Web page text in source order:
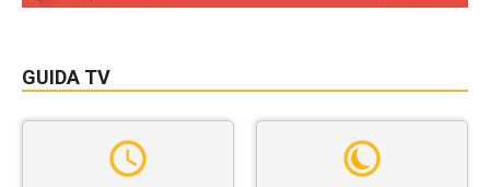
GUIDA TV